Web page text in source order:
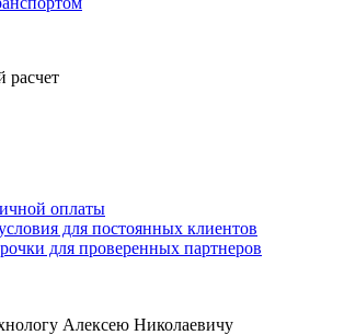
расчет
оплаты
для постоянных клиентов
для проверенных партнеров
Алексею Николаевичу